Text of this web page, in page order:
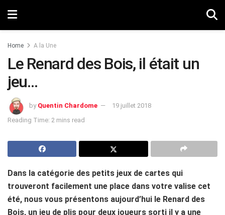
Home A la Une
Le Renard des Bois, il était un
jeu…
by Quentin Chardome
19 juillet 2018
Reading Time: 2 mins read
Dans la catégorie des petits jeux de cartes qui
trouveront facilement une place dans votre valise cet
été, nous vous présentons aujourd’hui le Renard des
Bois, un jeu de plis pour deux joueurs sorti il y a une